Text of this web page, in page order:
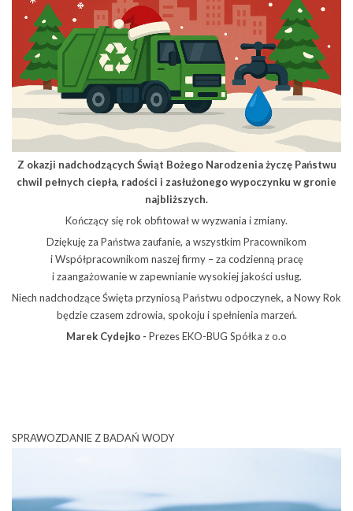
Z okazji nadchodzących Świąt Bożego Narodzenia życzę Państwu
chwil pełnych ciepła, radości i zasłużonego wypoczynku w gronie
najbliższych.
Kończący się rok obfitował w wyzwania i zmiany.
Dziękuję za Państwa zaufanie, a wszystkim Pracownikom
i Współpracownikom naszej firmy – za codzienną pracę
i zaangażowanie w zapewnianie wysokiej jakości usług.
Niech nadchodzące Święta przyniosą Państwu odpoczynek, a Nowy Rok
będzie czasem zdrowia, spokoju i spełnienia marzeń.
Marek Cydejko - PrezesEKO-BUG Spółka z o.o
SPRAWOZDANIE Z BADAŃ WODY